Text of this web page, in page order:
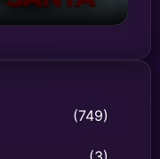
(749)